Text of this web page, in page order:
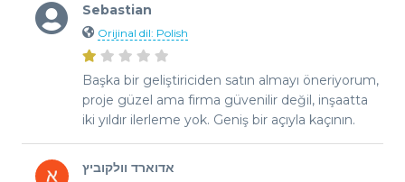
Sebastian
Orijinal dil: Polish
Başka bir geliştiriciden satın almayı öneriyorum,
proje güzel ama firma güvenilir değil, inşaatta
iki yıldır ilerleme yok. Geniş bir açıyla kaçının.
אדוארד וולקוביץ